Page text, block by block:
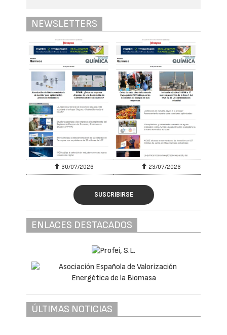
NEWSLETTERS
30/07/2026 23/07/2026
SUSCRIBIRSE
ENLACES DESTACADOS
ÚLTIMAS NOTICIAS